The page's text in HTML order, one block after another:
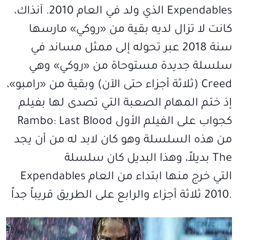
Expendables الذي ولد في العام 2010. آنذاك،
كانت لا تزال لديه بقية من «روكي» مارسها
سنة 2018 عبر تحوله إلى ممثل مساند في
سلسلة جديدة مستوحاة من «روكي» وهي
Creed (ثلاثة أجزاء حتى الآن) وبقية من «رامبو»،
إذ ختم المهام الصعبة التي تصدى لها بفيلم
Rambo‪: Last Blood كجواب على الفيلم الأول
من هذه السلسلة وهو كان لابد له من أن يجد
بديلاً، وهذا البديل كان سلسلة The
Expendables التي خرج منها ابتداء من العام
2010 ثلاثة أجزاء والرابع على الطريق قريباً جداً.